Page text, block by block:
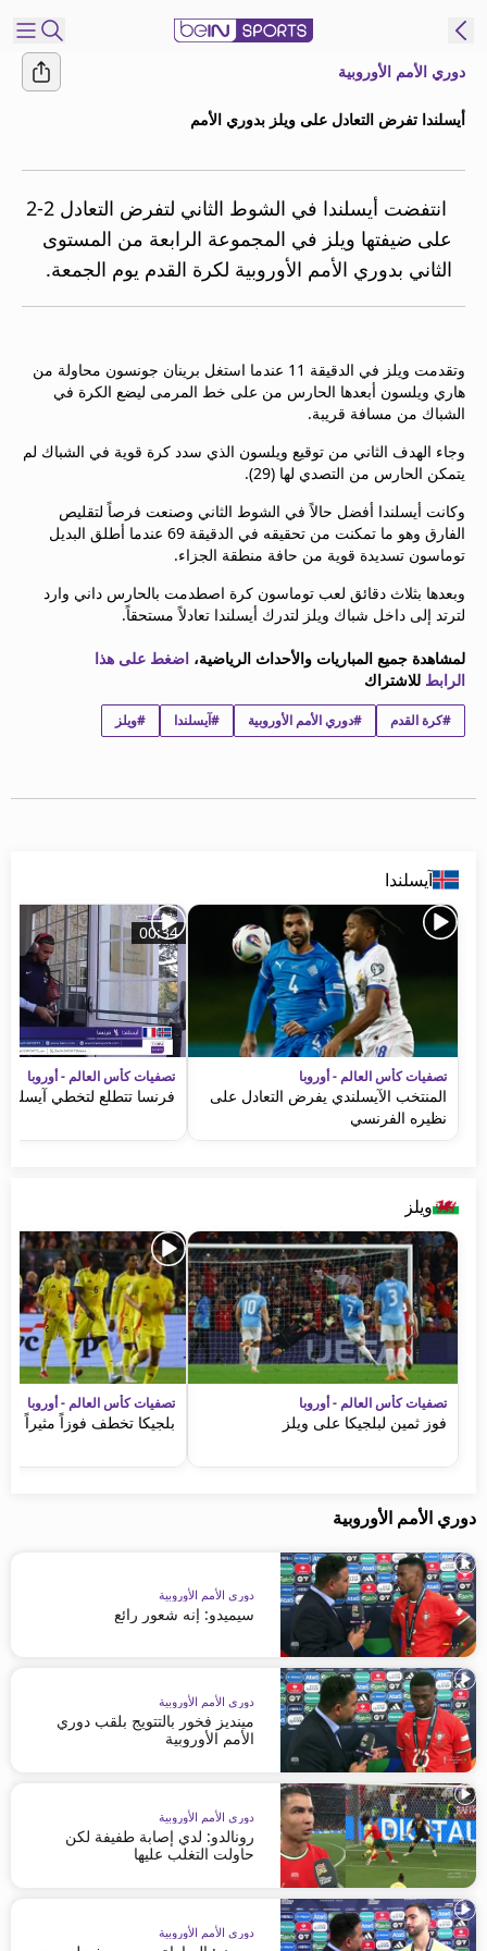
النسخة
MENA
إدارة
قائمة
النشرة
الإخبارية
اتصل بنا
beIN CONNECT
beIN MEDIA GROUP
ترددات beIN SPORTS
الأسئلة الأكثر شيوعاً
دليل التلفاز
احصل على beIN
دوري الأمم الأوروبية
أيسلندا تفرض التعادل على ويلز بدوري الأمم
‭ ‬انتفضت أيسلندا في الشوط الثاني لتفرض التعادل 2-2
على ضيفتها ويلز في المجموعة الرابعة من المستوى
الثاني بدوري الأمم الأوروبية لكرة القدم يوم الجمعة.
وتقدمت ويلز في الدقيقة 11 عندما استغل برينان جونسون محاولة من
هاري ويلسون أبعدها الحارس من على خط المرمى ليضع الكرة في
الشباك من مسافة قريبة.
وجاء الهدف الثاني من توقيع ويلسون الذي سدد كرة قوية في الشباك لم
يتمكن الحارس من التصدي لها (29).
وكانت أيسلندا أفضل حالاً في الشوط الثاني وصنعت فرصاً لتقليص
الفارق وهو ما تمكنت من تحقيقه في الدقيقة 69 عندما أطلق البديل
توماسون تسديدة قوية من حافة منطقة الجزاء.
وبعدها بثلاث دقائق لعب توماسون كرة اصطدمت بالحارس داني وارد
لترتد إلى داخل شباك ويلز لتدرك أيسلندا تعادلاً مستحقاً.
لمشاهدة جميع المباريات والأحداث الرياضية، اضغط على هذا
الرابط للاشتراك
#كرة القدم #دوري الأمم الأوروبية #آيسلندا #ويلز
آيسلندا
تصفيات كأس العالم - أوروبا
المنتخب الآيسلندي يفرض التعادل على
نظيره الفرنسي
00:34
تصفيات كأس العالم - أوروبا
فرنسا تتطلع لتخطي آيسلندا
ويلز
تصفيات كأس العالم - أوروبا
فوز ثمين لبلجيكا على ويلز
تصفيات كأس العالم - أوروبا
بلجيكا تخطف فوزاً مثيراً
دوري الأمم الأوروبية
دوري الأمم الأوروبية
سيميدو: إنه شعور رائع
دوري الأمم الأوروبية
مينديز فخور بالتتويج بلقب دوري
الأمم الأوروبية
دوري الأمم الأوروبية
رونالدو: لدي إصابة طفيفة لكن
حاولت التغلب عليها
دوري الأمم الأوروبية